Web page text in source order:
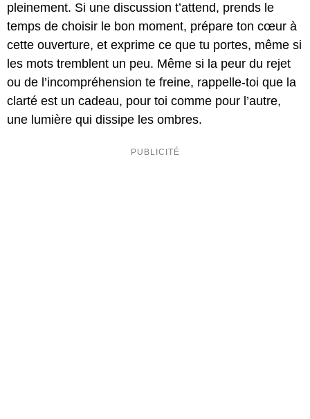
pleinement. Si une discussion t’attend, prends le
temps de choisir le bon moment, prépare ton cœur à
cette ouverture, et exprime ce que tu portes, même si
les mots tremblent un peu. Même si la peur du rejet
ou de l’incompréhension te freine, rappelle-toi que la
clarté est un cadeau, pour toi comme pour l’autre,
une lumière qui dissipe les ombres.